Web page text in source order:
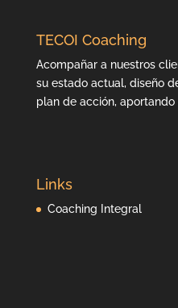
TECOI Coaching
Acompañar a nuestros
su estado actual, diseño
plan de acción,
Links
Coaching Integral